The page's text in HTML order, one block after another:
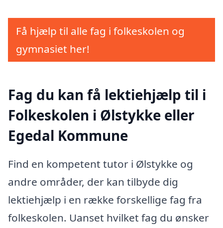
Få hjælp til alle fag i folkeskolen og
gymnasiet her!
Fag du kan få lektiehjælp til i
Folkeskolen i Ølstykke eller
Egedal Kommune
Find en kompetent tutor i Ølstykke og
andre områder, der kan tilbyde dig
lektiehjælp i en række forskellige fag fra
folkeskolen. Uanset hvilket fag du ønsker